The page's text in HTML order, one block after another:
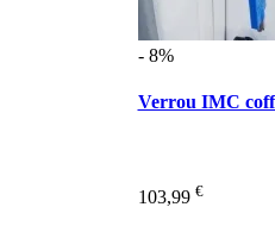
- 8%
Verrou IMC
103,99 €